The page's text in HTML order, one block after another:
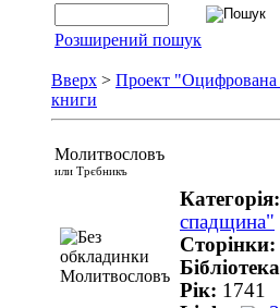
Розширений пошук
Вверх > Проект
книги
Молитвословъ
или Трєбникъ
спадщина"
Сторінки:
Рік: 1741